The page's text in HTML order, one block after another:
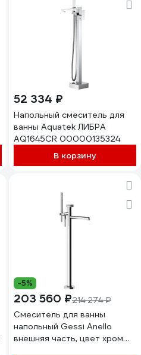
52 334 ₽
Напольный смеситель для
ванны Aquatek ЛИБРА
AQ1645CR 00000135324
В корзину
-5%
203 560 ₽214 274 ₽
Смеситель для ванны
напольный Gessi Anello
внешняя часть, цвет хром